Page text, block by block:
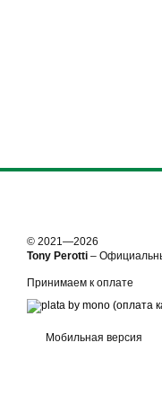
© 2021—2026
Tony Perotti –
Принимаем к оплате
Мобильная версия